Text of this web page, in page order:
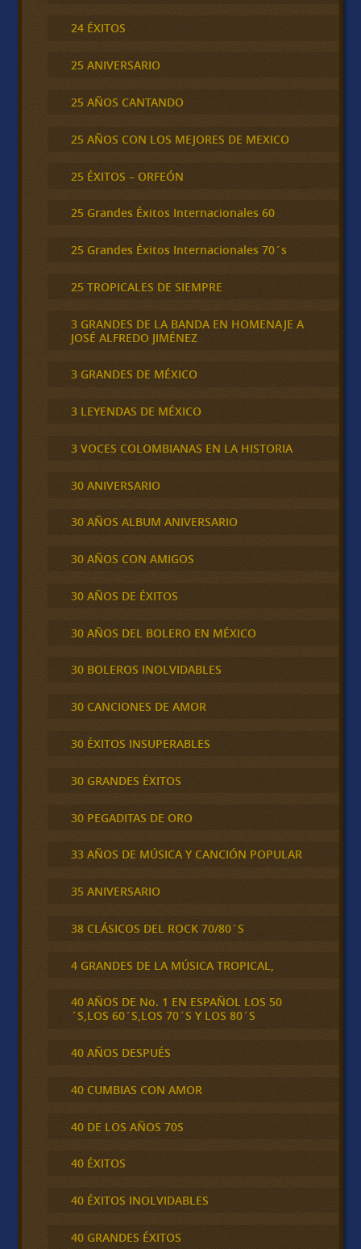
24 ÉXITOS
25 ANIVERSARIO
25 AÑOS CANTANDO
25 AÑOS CON LOS MEJORES DE MEXICO
25 ÉXITOS – ORFEÓN
25 Grandes Éxitos Internacionales 60
25 Grandes Éxitos Internacionales 70´s
25 TROPICALES DE SIEMPRE
3 GRANDES DE LA BANDA EN HOMENAJE A
JOSÉ ALFREDO JIMÉNEZ
3 GRANDES DE MÉXICO
3 LEYENDAS DE MÉXICO
3 VOCES COLOMBIANAS EN LA HISTORIA
30 ANIVERSARIO
30 AÑOS ALBUM ANIVERSARIO
30 AÑOS CON AMIGOS
30 AÑOS DE ÉXITOS
30 AÑOS DEL BOLERO EN MÉXICO
30 BOLEROS INOLVIDABLES
30 CANCIONES DE AMOR
30 ÉXITOS INSUPERABLES
30 GRANDES ÉXITOS
30 PEGADITAS DE ORO
33 AÑOS DE MÚSICA Y CANCIÓN POPULAR
35 ANIVERSARIO
38 CLÁSICOS DEL ROCK 70/80´S
4 GRANDES DE LA MÚSICA TROPICAL,
40 AÑOS DE No. 1 EN ESPAÑOL LOS 50
´S,LOS 60´S,LOS 70´S Y LOS 80´S
40 AÑOS DESPUÉS
40 CUMBIAS CON AMOR
40 DE LOS AÑOS 70S
40 ÉXITOS
40 ÉXITOS INOLVIDABLES
40 GRANDES ÉXITOS